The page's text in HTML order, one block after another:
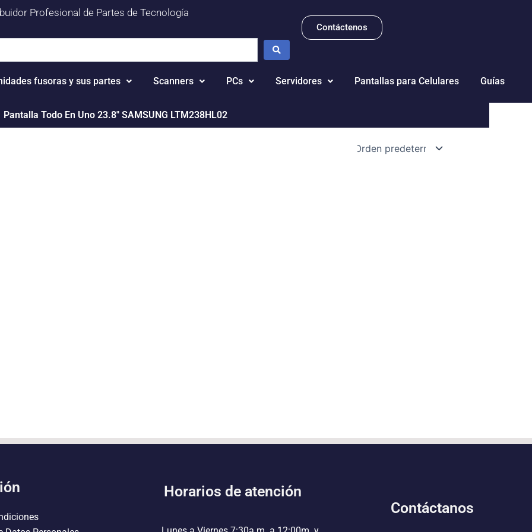
Profesional de Partes de Tecnología
Contáctenos
fusoras y sus partes Scanners PCs Servidores Pantallas para Celulares Guías
Pantalla Todo En Uno 23.8" SAMSUNG LTM238HL02
Horarios de atención
Contáctanos